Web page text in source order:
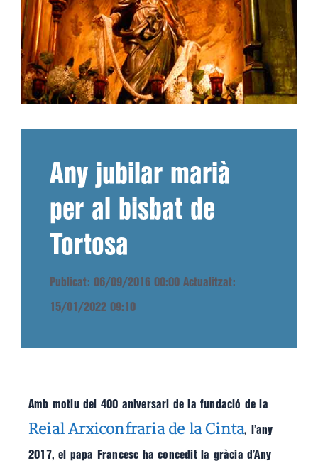
Any jubilar marià
per al bisbat de
Tortosa
Publicat: 06/09/2016 00:00 Actualitzat:
15/01/2022 09:10
Amb motiu del 400 aniversari de la fundació de la
Reial Arxiconfraria de la Cinta, l’any
2017, el papa Francesc ha concedit la gràcia d’Any